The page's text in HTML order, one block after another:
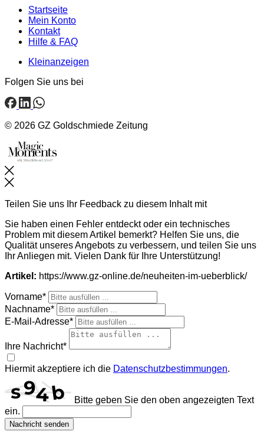
Startseite
Mein Konto
Kontakt
Hilfe & FAQ
Kleinanzeigen
Folgen Sie uns bei
© 2026 GZ Goldschmiede Zeitung
Schließen
Teilen Sie uns Ihr Feedback zu diesem Inhalt mit
Sie haben einen Fehler entdeckt oder ein technisches
Problem mit diesem Artikel bemerkt? Helfen Sie uns, die
Qualität unseres Angebots zu verbessern, und teilen Sie uns
Ihr Anliegen mit. Vielen Dank für Ihre Unterstützung!
Artikel: https://www.gz-online.de/neuheiten-im-ueberblick/
Vorname*
Nachname*
E-Mail-Adresse*
Ihre Nachricht*
Hiermit akzeptiere ich die Datenschutzbestimmungen.
Bitte geben Sie den oben angezeigten Text
ein.
Nachricht senden